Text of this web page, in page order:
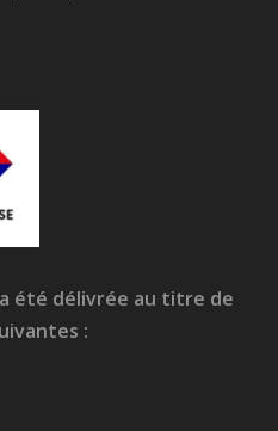
été délivrée au titre de
: